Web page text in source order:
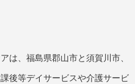
は、福島県郡山市と須賀川市、
後等デイサービスや介護サービ